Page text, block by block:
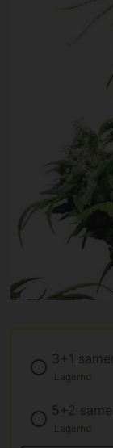
3+1
Lagernd
5+2
Lagernd